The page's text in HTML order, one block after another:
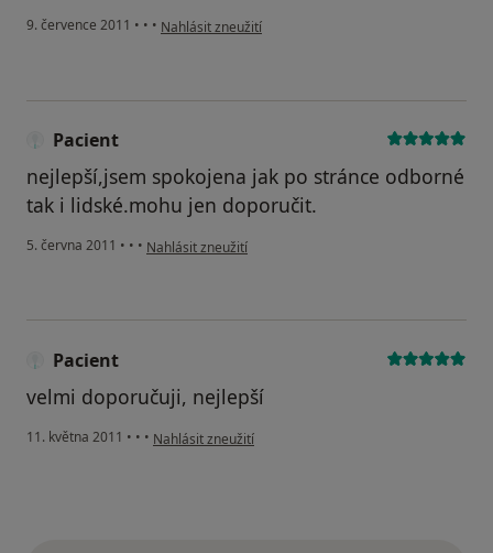
9. července 2011 • • • podle názoru uživatele Pacient
Nahlásit zneužití
Pacient
nejlepší,jsem spokojena jak po stránce odborné
tak i lidské.mohu jen doporučit.
5. června 2011 • • • podle názoru uživatele Pacient
Nahlásit zneužití
Pacient
velmi doporučuji, nejlepší
11. května 2011 • • • podle názoru uživatele Pacient
Nahlásit zneužití